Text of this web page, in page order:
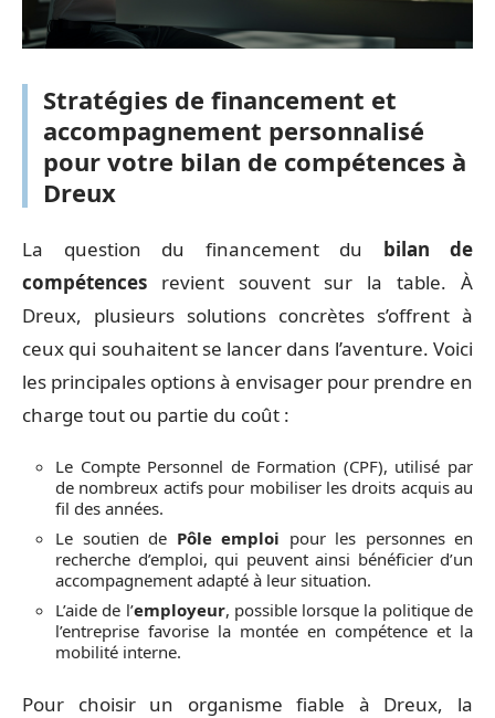
Stratégies de financement et
accompagnement personnalisé
pour votre bilan de compétences à
Dreux
La question du financement du bilan de
compétences revient souvent sur la table. À
Dreux, plusieurs solutions concrètes s’offrent à
ceux qui souhaitent se lancer dans l’aventure. Voici
les principales options à envisager pour prendre en
charge tout ou partie du coût :
Le Compte Personnel de Formation (CPF), utilisé par
de nombreux actifs pour mobiliser les droits acquis au
fil des années.
Le soutien de Pôle emploi pour les personnes en
recherche d’emploi, qui peuvent ainsi bénéficier d’un
accompagnement adapté à leur situation.
L’aide de l’employeur, possible lorsque la politique de
l’entreprise favorise la montée en compétence et la
mobilité interne.
Pour choisir un organisme fiable à Dreux, la